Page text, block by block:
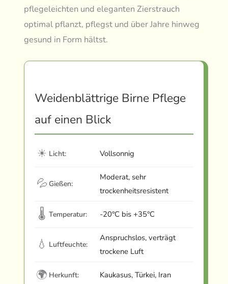
pflegeleichten und eleganten Zierstrauch
optimal pflanzt, pflegst und über Jahre hinweg
gesund in Form hältst.
Weidenblättrige Birne Pflege
auf einen Blick
☀ Licht: Vollsonnig
💦 Gießen:
Moderat, sehr
trockenheitsresistent
🌡 Temperatur: -20°C bis +35°C
💧 Luftfeuchte:
Anspruchslos, verträgt
trockene Luft
🌍 Herkunft: Kaukasus, Türkei, Iran